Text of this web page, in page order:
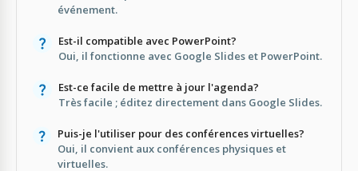
événement.
Est-il compatible avec PowerPoint?
Oui, il fonctionne avec Google Slides et PowerPoint.
Est-ce facile de mettre à jour l'agenda?
Très facile ; éditez directement dans Google Slides.
Puis-je l'utiliser pour des conférences virtuelles?
Oui, il convient aux conférences physiques et
virtuelles.